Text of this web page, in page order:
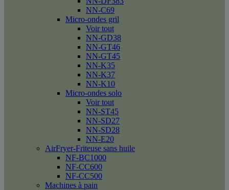
NN-C69
Micro-ondes gril
Voir tout
NN-GD38
NN-GT46
NN-GT45
NN-K35
NN-K37
NN-K10
Micro-ondes solo
Voir tout
NN-ST45
NN-SD27
NN-SD28
NN-E20
AirFryer-Friteuse sans huile
NF-BC1000
NF-CC600
NF-CC500
Machines à pain